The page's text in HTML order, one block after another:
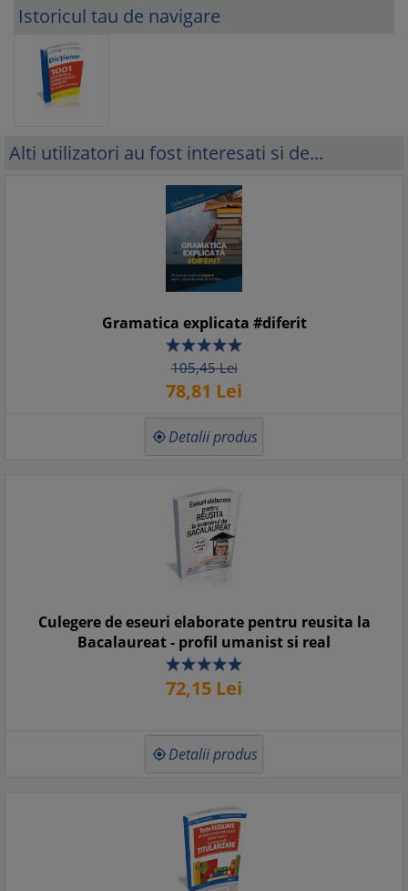
Istoricul tau de navigare
Alti utilizatori au fost interesati si de...
Gramatica explicata #diferit
105,45Lei
78,81 Lei
 Detalii produs
Culegere de eseuri elaborate pentru reusita la
Bacalaureat - profil umanist si real
72,15 Lei
 Detalii produs